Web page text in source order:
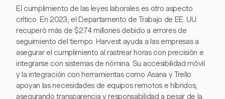
El cumplimiento de las leyes laborales es otro aspecto
crítico. En 2023, el Departamento de Trabajo de EE. UU.
recuperó más de $274 millones debido a errores de
seguimiento del tiempo. Harvest ayuda a las empresas a
asegurar el cumplimiento al rastrear horas con precisión e
integrarse con sistemas de nómina. Su accesibilidad móvil
y la integración con herramientas como Asana y Trello
apoyan las necesidades de equipos remotos e híbridos,
asegurando transparencia y responsabilidad a pesar de la